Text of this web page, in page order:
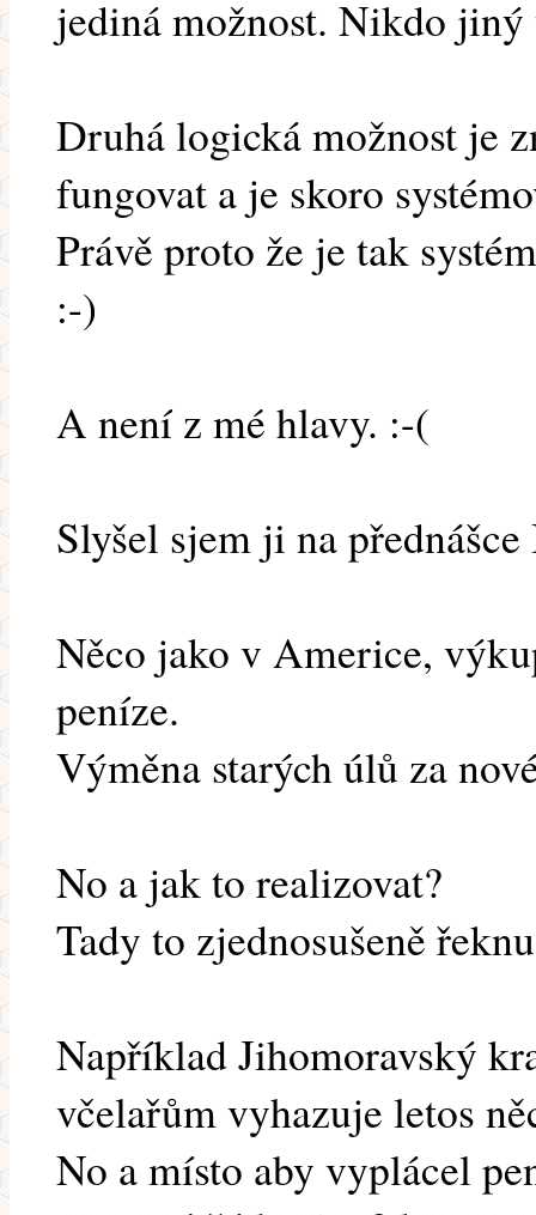
jediná možnost. Nikdo jiný
Druhá logická možnost je
fungovat a je skoro
Právě proto že je tak
:-)
A není z mé hlavy. :-(
Slyšel sjem ji na
Něco jako v Americe,
peníze.
Výměna starých úlů za
No a jak to realizovat?
Tady to zjednosušeně
Například Jihomoravský
včelařům vyhazuje letos
No a místo aby vyplácel